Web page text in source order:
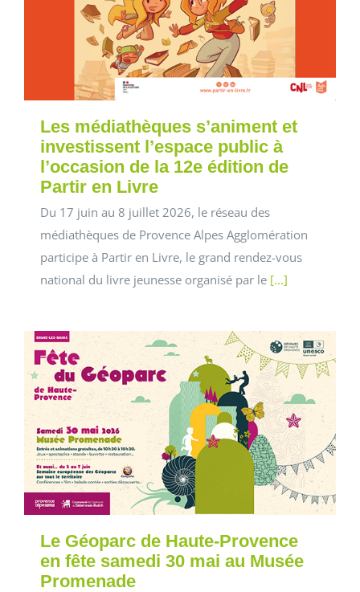
Les médiathèques s’animent et
investissent l’espace public à
l’occasion de la 12e édition de
Partir en Livre
Du 17 juin au 8 juillet 2026, le réseau des
médiathèques de Provence Alpes Agglomération
participe à Partir en Livre, le grand rendez-vous
national du livre jeunesse organisé par le [...]
Le Géoparc de Haute-Provence
en fête samedi 30 mai au Musée
Promenade